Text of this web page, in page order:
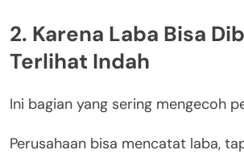
2. Karena Laba Bisa
Terlihat Indah
Ini bagian yang sering mengecoh
Perusahaan bisa mencatat laba,